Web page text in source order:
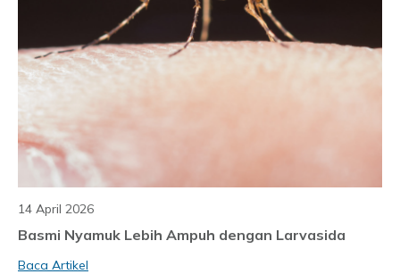
14 April 2026
Basmi Nyamuk Lebih Ampuh dengan Larvasida
Baca Artikel